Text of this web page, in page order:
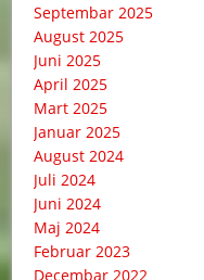
Septembar 2025
August 2025
Juni 2025
April 2025
Mart 2025
Januar 2025
August 2024
Juli 2024
Juni 2024
Maj 2024
Februar 2023
Decembar 2022